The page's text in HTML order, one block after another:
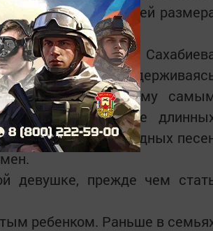
из-за особенностей
мастерства.
Ну а Зухра
понимаешь почему
исполнение
исполнение народных
девушке, прежде чем
ребенком. Раньше в